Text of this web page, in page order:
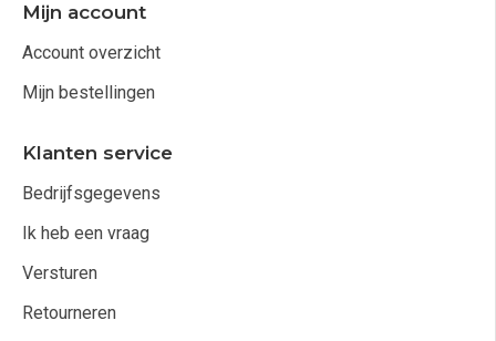
Mijn account
Account overzicht
Mijn bestellingen
Klanten service
Bedrijfsgegevens
Ik heb een vraag
Versturen
Retourneren